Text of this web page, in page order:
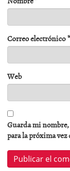
Correo electrónico*
Web
Guarda mi
para la próxima